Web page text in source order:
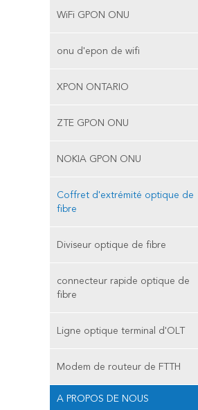
WiFi GPON ONU
onu d'epon de wifi
XPON ONTARIO
ZTE GPON ONU
NOKIA GPON ONU
Coffret d'extrémité optique de
fibre
Diviseur optique de fibre
connecteur rapide optique de
fibre
Ligne optique terminal d'OLT
Modem de routeur de FTTH
A PROPOS DE NOUS